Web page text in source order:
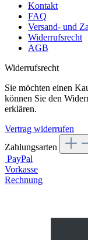
Kontakt
FAQ
Versand- und
Widerrufsrecht
AGB
Widerrufsrecht
Sie möchten einen
können Sie den
erklären.
Vertrag widerrufen
Zahlungsarten
PayPal
Vorkasse
Rechnung